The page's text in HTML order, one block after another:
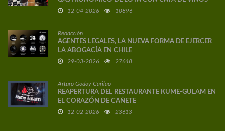
DE AUTOR
12-04-2026 10896
Redacción
AGENTES LEGALES, LA NUEVA FORMA DE EJERCER
LA ABOGACÍA EN CHILE
29-03-2026 27648
Arturo Godoy Carilao
REAPERTURA DEL RESTAURANTE KUME-GULAM EN
EL CORAZÓN DE CAÑETE
12-02-2026 23613